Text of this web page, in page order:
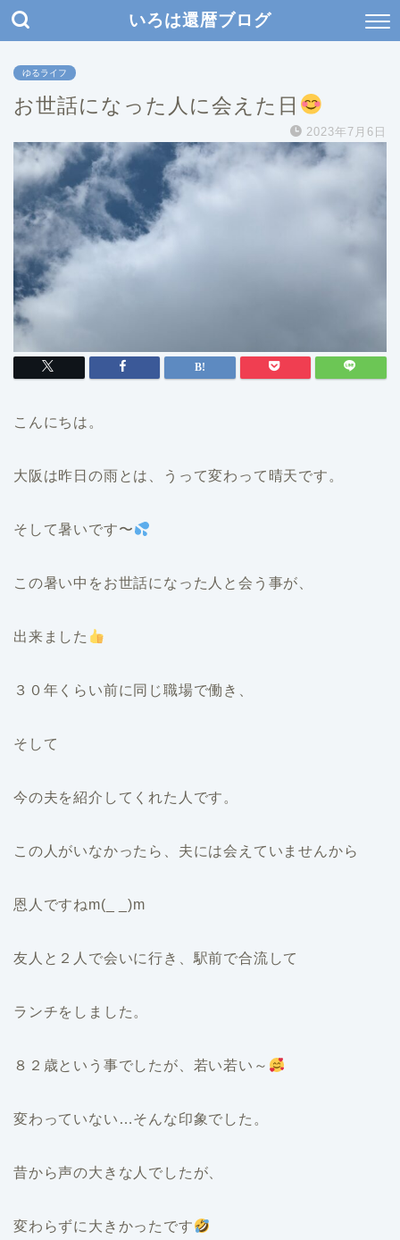
いろは還暦ブログ
ゆるライフ
お世話になった人に会えた日
2023年7月6日
こんにちは。
大阪は昨日の雨とは、うって変わって晴天です。
そして暑いです〜
この暑い中をお世話になった人と会う事が、
出来ました
３０年くらい前に同じ職場で働き、
そして
今の夫を紹介してくれた人です。
この人がいなかったら、夫には会えていませんから
恩人ですねm(_ _)m
友人と２人で会いに行き、駅前で合流して
ランチをしました。
８２歳という事でしたが、若い若い～
変わっていない…そんな印象でした。
昔から声の大きな人でしたが、
変わらずに大きかったです